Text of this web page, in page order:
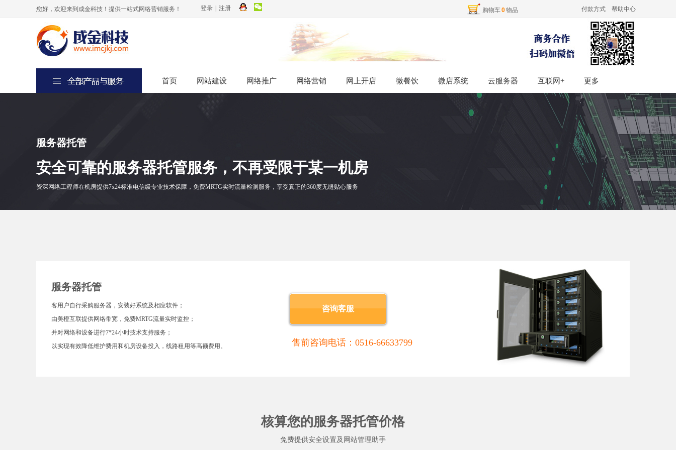
付款方式 帮助中心
您好，欢迎来到成金科技！提供一站式网络营销服务！ 购物车0物品
登录 注册
首页 网站建设 网络推广 网络营销 网上开店 微餐饮 微店系统 云服务器 互联网+ 更多
首页 网站建设 网络推广 网络营销 网上开店 微餐饮 微店系统 云服务器 互联网+ 更多
服务器托管
安全可靠的服务器托管服务，不再受限于某一机房
资深网络工程师在机房提供7x24标准电信级专业技术保障，免费MRTG实时流量检测服务，享受真正的360度无缝贴心服务
售前咨询电话：0516-66633799
服务器托管
客用户自行采购服务器，安装好系统及相应软件；
由美橙互联提供网络带宽，免费MRTG流量实时监控；
并对网络和设备进行7*24小时技术支持服务；
以实现有效降低维护费用和机房设备投入，线路租用等高额费用。
咨询客服
核算您的服务器托管价格
免费提供安全设置及网站管理助手